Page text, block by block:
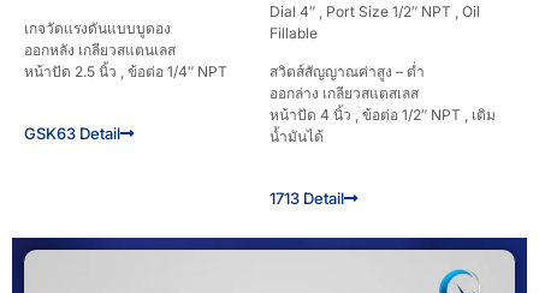
เกจวัดแรงดันแบบบูดอง
ออกหลัง เกลียวสแตนเลส
หน้าปัด 2.5 นิ้ว , ข้อต่อ 1/4″ NPT
GSK63 Detail
Dial 4″ , Port Size 1/2″ NPT , Oil
Fillable
สวิตส์สัญญาณค่าสูง – ต่ำ
ออกล่าง เกลียวสแตสเลส
หน้าปัด 4 นิ้ว , ข้อต่อ 1/2″ NPT , เติม
น้ำมันได้
1713 Detail